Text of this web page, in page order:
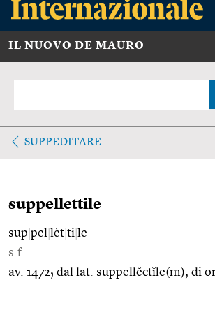
IL NUOVO DE MAURO
SUPPEDITARE
suppellettile
sup pel lèt ti le
s.f.
av. 1472; dal lat. suppellĕctĭle(m), di